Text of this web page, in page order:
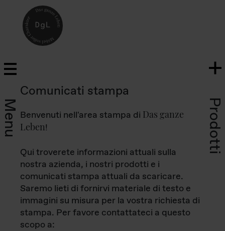
Menu Prodotti
Comunicati stampa
Benvenuti nell'area stampa di Das ganze
Leben!
Qui troverete informazioni attuali sulla
nostra azienda, i nostri prodotti e i
comunicati stampa attuali da scaricare.
Saremo lieti di fornirvi materiale di testo e
immagini su misura per la vostra richiesta di
stampa. Per favore contattateci a questo
scopo a: